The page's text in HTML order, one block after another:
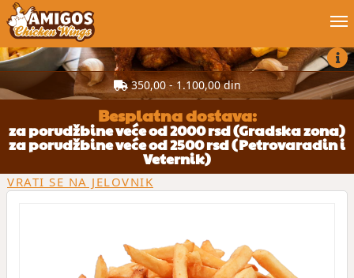
Poruči online
Blog
Moj nalog
Kontakt
350,00 - 1.100,00 din
Besplatna dostava:
za porudžbine veće od 2000 rsd (Gradska zona)
za porudžbine veće od 2500 rsd (Petrovaradin i
Veternik)
VRATI SE NA JELOVNIK